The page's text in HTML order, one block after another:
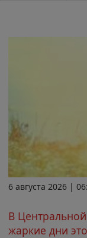
6 августа 2026 |
В
жаркие дни